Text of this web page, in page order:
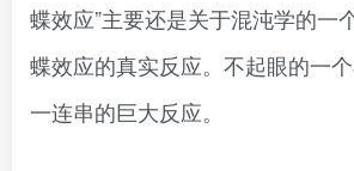
蝶效应”主要还是关于混沌学的一
蝶效应的真实反应。不起眼的一
一连串的巨大反应。